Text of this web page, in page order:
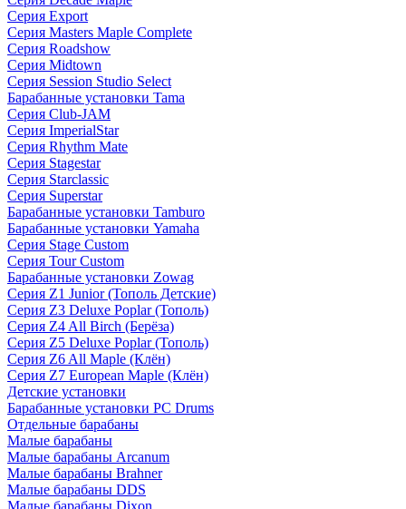
Серия Export
Серия Masters Maple Complete
Серия Roadshow
Серия Midtown
Серия Session Studio Select
Барабанные установки Tama
Серия Club-JAM
Серия ImperialStar
Серия Rhythm Mate
Серия Stagestar
Серия Starclassic
Серия Superstar
Барабанные установки Tamburo
Барабанные установки Yamaha
Серия Stage Custom
Серия Tour Custom
Барабанные установки Zowag
Серия Z1 Junior (Тополь Детские)
Серия Z3 Deluxe Poplar (Тополь)
Серия Z4 All Birch (Берёза)
Серия Z5 Deluxe Poplar (Тополь)
Серия Z6 All Maple (Клён)
Серия Z7 European Maple (Клён)
Детские установки
Барабанные установки PC Drums
Отдельные барабаны
Малые барабаны
Малые барабаны Arcanum
Малые барабаны Brahner
Малые барабаны DDS
Малые барабаны Dixon